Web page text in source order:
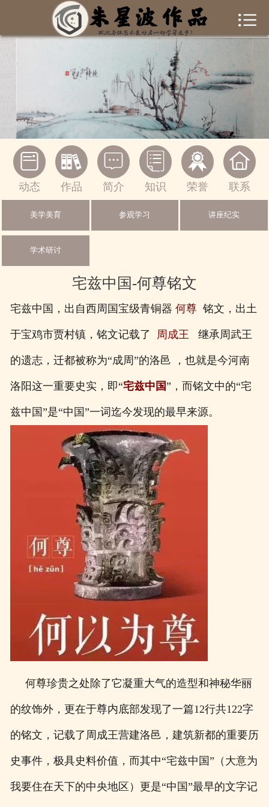
 首页
作品集锦
新闻资讯
书画常识
联系我们
一起交流
绘画作品


动态

作品

简介

知识

荣誉

联系
美学美育 参观学习 讲座纪实
学术研讨
宅兹中国-何尊铭文
宅兹中国，出自西周国宝级青铜器 何尊铭文，出土
于宝鸡市贾村镇，铭文记载了 周成王 继承周武王
的遗志，迁都被称为“成周”的洛邑 ，也就是今河南
洛阳这一重要史实，即“宅兹中国”，而铭文中的“宅
兹中国”是“中国”一词迄今发现的最早来源。
何尊珍贵之处除了它凝重大气的造型和神秘华丽
的纹饰外，更在于尊内底部发现了一篇12行共122字
的铭文，记载了周成王营建洛邑，建筑新都的重要历
史事件，极具史料价值，而其中“宅兹中国”（大意为
我要住在天下的中央地区）更是“中国”最早的文字记